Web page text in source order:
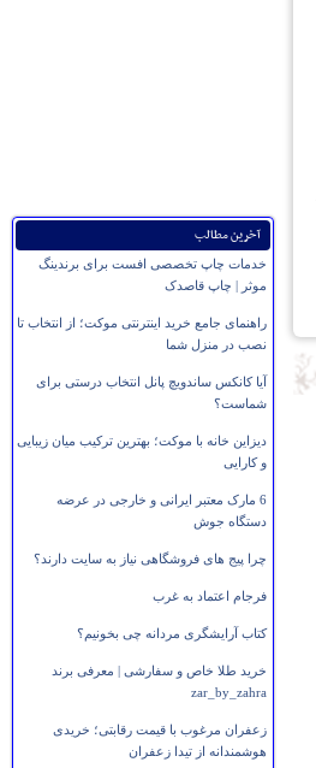
آخرین مطالب
خدمات چاپ تخصصی افست برای برندینگ
موثر | چاپ قاصدک
راهنمای جامع خرید اینترنتی موکت؛ از انتخاب تا
نصب در منزل شما
آیا کانکس ساندویچ پانل انتخاب درستی برای
شماست؟
دیزاین خانه با موکت؛ بهترین ترکیب میان زیبایی
و کارایی
6 مارک معتبر ایرانی و خارجی در عرضه
دستگاه جوش
چرا پیج های فروشگاهی نیاز به سایت دارند؟
فرجام اعتماد به غرب
کتاب آرایشگری مردانه چی بخونیم؟
خرید طلا خاص و سفارشی | معرفی برند
zar_by_zahra
زعفران مرغوب با قیمت رقابتی؛ خریدی
هوشمندانه از تیدا زعفران